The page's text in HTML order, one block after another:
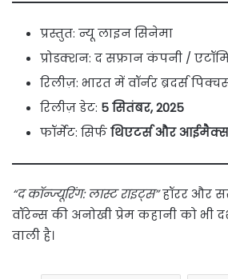
प्रस्तुत: न्यू लाइन सिनेमा
प्रोडक्शन: द सफ्रान कंपनी /
रिलीज़: भारत में वॉर्नर ब्रदर्स पिक्चर्स
रिलीज़ डेट: 5 सितंबर, 2025
फॉर्मेट: सिर्फथिएटर्स और आईमैक्स
“द कॉन्ज्यूरिंग: लास्ट राइट्स”हॉरर और
वॉरेन्स की अनोखी प्रेम कहानी को भी
वाली है।